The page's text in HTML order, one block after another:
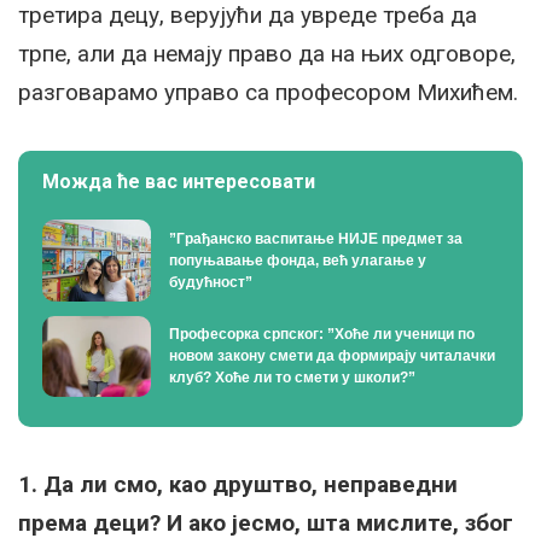
третира децу, верујући да увреде треба да
трпе, али да немају право да на њих одговоре,
разговарамо управо са професором Михићем.
Можда ће вас интересовати
”Грађанско васпитање НИЈЕ предмет за
попуњавање фонда, већ улагање у
будућност”
Професорка српског: ”Хоће ли ученици по
новом закону смети да формирају читалачки
клуб? Хоће ли то смети у школи?”
1. Да ли смо, као друштво, неправедни
према деци? И ако јесмо, шта мислите, због